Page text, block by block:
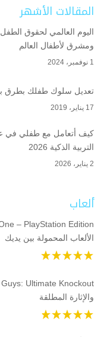
المقالات الأشهر
اليوم العالمي لحقوق
ومشرق لأطفال العالم
1 نوفمبر، 2024
تعديل سلوك طفلك بطرق
17 يناير، 2019
كيف أتعامل مع طفلي في
التربية الذكية 2026
2 يناير، 2026
ألعاب
الألعاب المحمولة بين يديك
والإثارة المطلقة